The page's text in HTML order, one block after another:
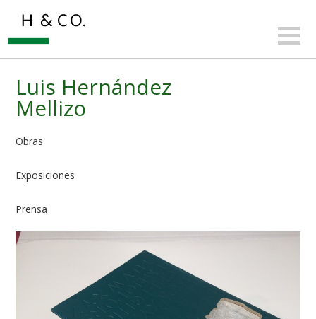
Luis Hernández
Mellizo
Obras
Exposiciones
Prensa